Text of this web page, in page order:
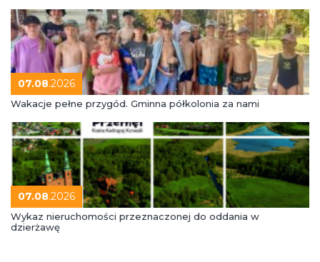
07.08.2026
Wakacje pełne przygód. Gminna półkolonia za nami
07.08.2026
Wykaz nieruchomości przeznaczonej do oddania w
dzierżawę